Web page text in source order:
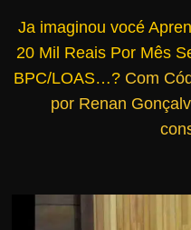
o
r
e
Ja imaginou vocé
20 Mil Reais Por Mês
BPC/LOAS…? Com
por Renan